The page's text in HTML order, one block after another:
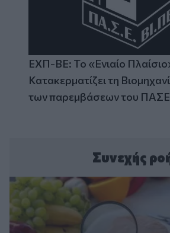
ΕΧΠ-ΒΕ: Το «Ενιαίο
Κατακερματίζει τη
των παρεμβάσεων του
Συνεχής